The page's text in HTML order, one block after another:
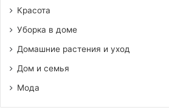
Красота
Уборка в доме
Домашние растения и уход
Дом и семья
Мода